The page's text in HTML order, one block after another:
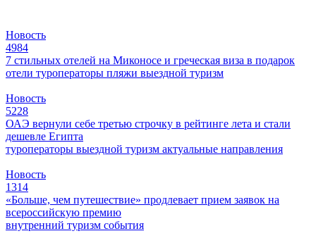
Новость
4984
7 стильных отелей на Миконосе и греческая виза в подарок
отели туроператоры пляжи выездной туризм
Новость
5228
ОАЭ вернули себе третью строчку в рейтинге лета и стали
дешевле Египта
туроператоры выездной туризм актуальные направления
Новость
1314
«Больше, чем путешествие» продлевает прием заявок на
всероссийскую премию
внутренний туризм события